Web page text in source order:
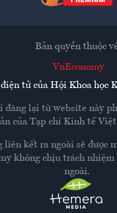
Bản quyền thuộc
VnEconomy
tử của Hội Khoa học
đăng lại từ website này
của Tạp chí Kinh tế
liên kết ra ngoài sẽ được
không chịu trách nhiệm
ngoài.